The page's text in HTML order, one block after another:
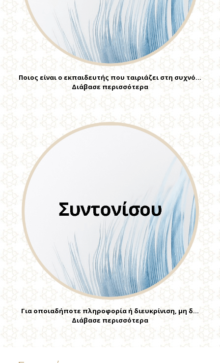
Ποιος είναι ο εκπαιδευτής που ταιριάζει στη συχνό…
Διάβασε περισσότερα
Για οποιαδήποτε πληροφορία ή διευκρίνιση, μη δ…
Διάβασε περισσότερα